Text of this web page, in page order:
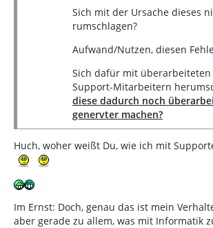
Sich mit der Ursache dieses
rumschlagen?
Aufwand/Nutzen, diesen
Sich dafür mit
Support-Mitarbeitern
diese dadurch noch
genervter machen?
Huch, woher weißt Du, wie ich mit
Im Ernst: Doch, genau das ist mein
aber gerade zu allem, was mit Informatik